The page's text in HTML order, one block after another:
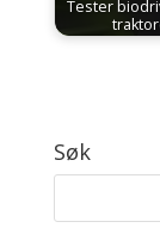
Tester
Søk